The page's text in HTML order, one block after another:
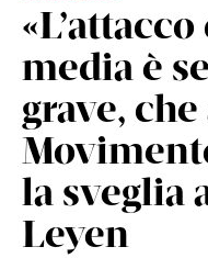
media è
grave,
la sveglia
Leyen